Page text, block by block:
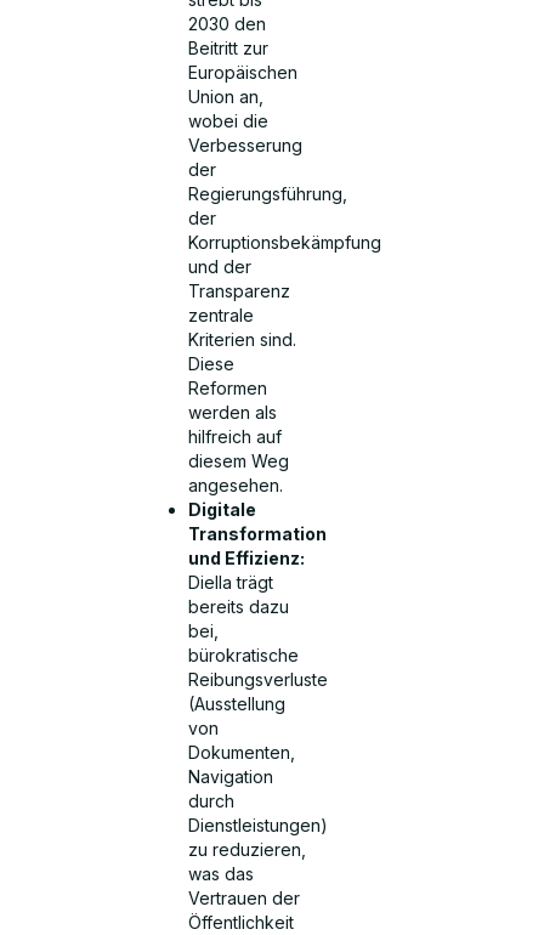
2030 den
Beitritt zur
Europäischen
Union an,
wobei die
Verbesserung
der
Regierungsführung,
der
Korruptionsbekämpfung
und der
Transparenz
zentrale
Kriterien sind.
Diese
Reformen
werden als
hilfreich auf
diesem Weg
angesehen.
Digitale
Transformation
und Effizienz:
Diella trägt
bereits dazu
bei,
bürokratische
Reibungsverluste
(Ausstellung
von
Dokumenten,
Navigation
durch
Dienstleistungen)
zu reduzieren,
was das
Vertrauen der
Öffentlichkeit